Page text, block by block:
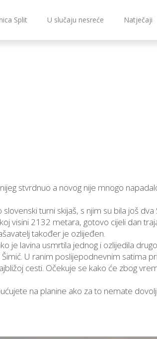
Split U slučaju nesreće Natječaji
stvrdnuo a novog nije mnogo
turni skijaš, s njim su bila još
visini 2132 metara, gotovo cijeli dan
također je ozlijeđen.
je lavina usmrtila jednog i ozlijedila
U ranim poslijepodnevnim satima
cesti. Očekuje se kako će zbog
na planine ako za to nemate